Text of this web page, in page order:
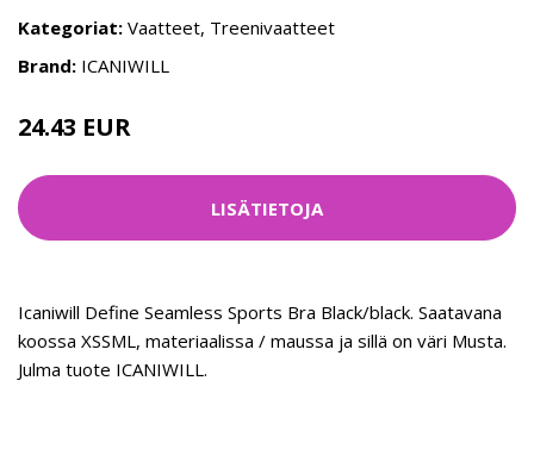
Kategoriat: Vaatteet, Treenivaatteet
Brand: ICANIWILL
24.43 EUR
LISÄTIETOJA
Icaniwill Define Seamless Sports Bra Black/black. Saatavana
koossa XSSML, materiaalissa / maussa ja sillä on väri Musta.
Julma tuote ICANIWILL.